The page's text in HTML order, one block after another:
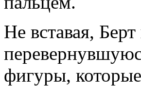
Не вставая,
фигуры,